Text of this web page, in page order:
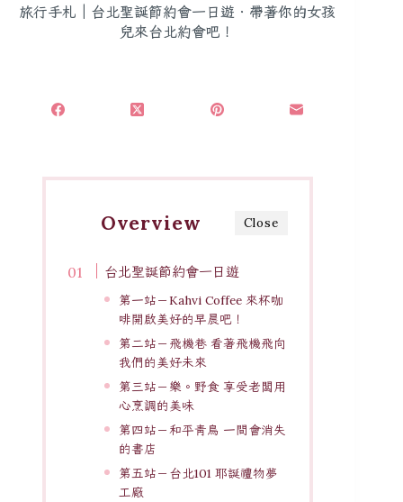
旅行手札｜台北聖誕節約會一日遊．帶著你的女孩
兒來台北約會吧！
Close
Overview
台北聖誕節約會一日遊
第一站－Kahvi Coffee 來杯咖
啡開啟美好的早晨吧！
第二站－飛機巷 看著飛機飛向
我們的美好未來
第三站－樂。野食 享受老闆用
心烹調的美味
第四站－和平青鳥 一間會消失
的書店
第五站－台北101 耶誕禮物夢
工廠